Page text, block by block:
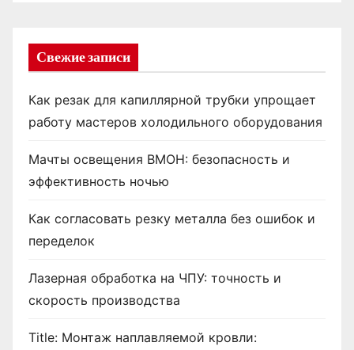
Свежие записи
Как резак для капиллярной трубки упрощает
работу мастеров холодильного оборудования
Мачты освещения ВМОН: безопасность и
эффективность ночью
Как согласовать резку металла без ошибок и
переделок
Лазерная обработка на ЧПУ: точность и
скорость производства
Title: Монтаж наплавляемой кровли: